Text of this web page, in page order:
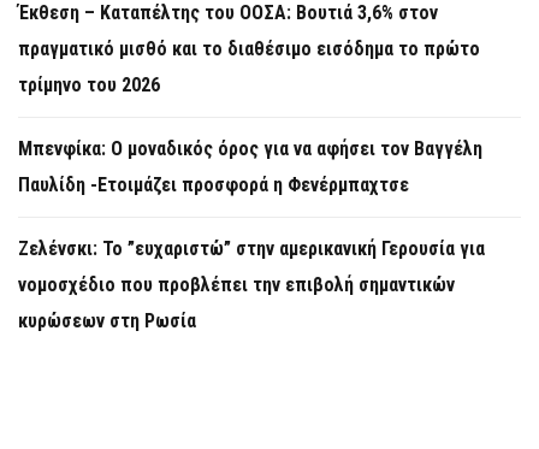
Έκθεση – Καταπέλτης του ΟΟΣΑ: Βουτιά 3,6% στον
πραγματικό μισθό και το διαθέσιμο εισόδημα το πρώτο
τρίμηνο του 2026
Μπενφίκα: Ο μοναδικός όρος για να αφήσει τον Βαγγέλη
Παυλίδη -Ετοιμάζει προσφορά η Φενέρμπαχτσε
Ζελένσκι: Το ”ευχαριστώ” στην αμερικανική Γερουσία για
νομοσχέδιο που προβλέπει την επιβολή σημαντικών
κυρώσεων στη Ρωσία